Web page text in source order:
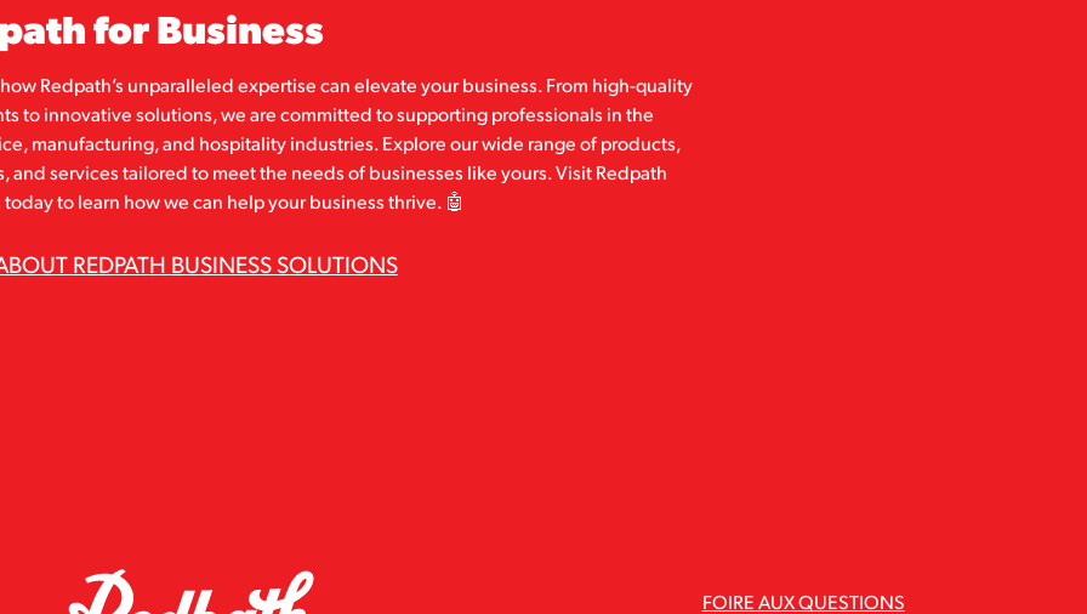
for Business
Redpath’s unparalleled expertise can elevate your business. From high-quality
to innovative solutions, we are committed to supporting professionals in the
manufacturing, and hospitality industries. Explore our wide range of products,
and services tailored to meet the needs of businesses like yours. Visit Redpath
to learn how we can help your business thrive. 🤖
REDPATH BUSINESS SOLUTIONS
FOIRE AUX QUESTIONS